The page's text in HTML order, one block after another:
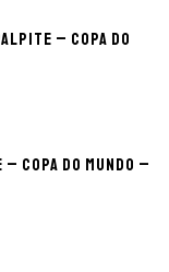
– Copa do
Copa do Mundo –